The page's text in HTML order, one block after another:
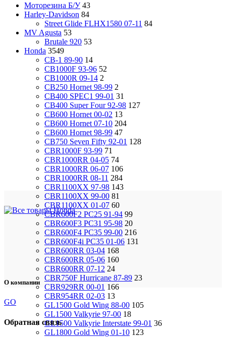
Моторезина Б/У 43
Harley-Davidson 84
Street Glide FLHX1580 07-11 84
MV Agusta 53
Brutale 920 53
Honda 3549
CB-1 89-90 14
CB1000F 93-96 52
CB1000R 09-14 2
CB250 Hornet 98-99 2
CB400 SPEC1 99-01 31
CB400 Super Four 92-98 127
CB600 Hornet 00-02 13
CB600 Hornet 07-10 204
CB600 Hornet 98-99 47
CB750 Seven Fifty 92-01 128
CBR1000F 93-99 71
CBR1000RR 04-05 74
CBR1000RR 06-07 106
CBR1000RR 08-11 284
CBR1100XX 97-98 143
CBR1100XX 99-00 81
CBR1100XX 01-07 60
CBR600F2 PC25 91-94 99
CBR600F3 PC31 95-98 20
CBR600F4 PC35 99-00 216
CBR600F4i PC35 01-06 131
CBR600RR 03-04 168
CBR600RR 05-06 160
CBR600RR 07-12 24
CBR750F Hurricane 87-89 23
CBR929RR 00-01 166
CBR954RR 02-03 13
GL1500 Gold Wing 88-00 105
GL1500 Valkyrie 97-00 18
GL1500 Valkyrie Interstate 99-01 36
GL1800 Gold Wing 01-10 123
О компании
GO
Обратная связь